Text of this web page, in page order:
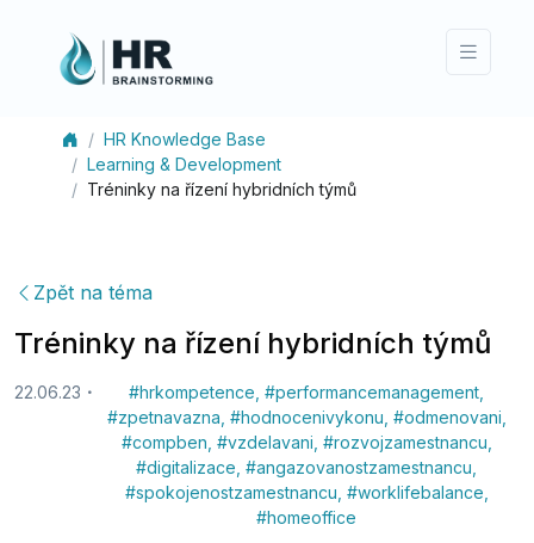
HR Knowledge Base
Learning & Development
Tréninky na řízení hybridních týmů
Zpět na téma
Tréninky na řízení hybridních týmů
22.06.23 #hrkompetence #performancemanagement
#zpetnavazna #hodnocenivykonu #odmenovani
#compben #vzdelavani #rozvojzamestnancu
#digitalizace #angazovanostzamestnancu
#spokojenostzamestnancu #worklifebalance
#homeoffice